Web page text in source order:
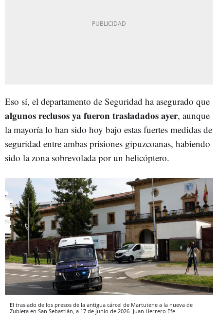
Eso sí, el departamento de Seguridad ha asegurado que
algunos reclusos ya fueron trasladados ayer, aunque
la mayoría lo han sido hoy bajo estas fuertes medidas de
seguridad entre ambas prisiones gipuzcoanas, habiendo
sido la zona sobrevolada por un helicóptero.
El traslado de los presos de la antigua cárcel de Martutene a la nueva de
Zubieta en San Sebastián, a 17 de junio de 2026 Juan Herrero Efe